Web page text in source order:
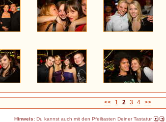
<< 1 2 3 4 >>
Hinweis:Du kannst auch mit den Pfeiltasten Deiner Tastatur